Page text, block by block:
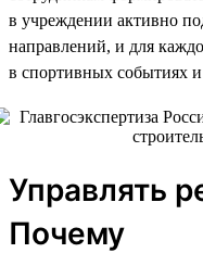
в учреждении активно
направлений, и для
в спортивных событиях
Управлять
Почему